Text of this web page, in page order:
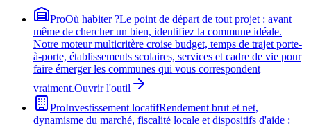
ProOù habiter ?Le point de départ de tout projet : avant
même de chercher un bien, identifiez la commune idéale.
Notre moteur multicritère croise budget, temps de trajet porte-
à-porte, établissements scolaires, services et cadre de vie pour
faire émerger les communes qui vous correspondent
vraiment.Ouvrir l'outil
ProInvestissement locatifRendement brut et net,
dynamisme du marché, fiscalité locale et dispositifs d'aide :